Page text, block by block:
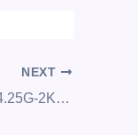
NEXT
2×5 SFF 4.25G光模块 SFF-2×5-4.25G-2Km-MM1310 收发模块